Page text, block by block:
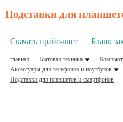
Подставки для
Скачать прайс-лист Бланк
главная Бытовая техника
Аксессуары для телефонов и ноутбуков
Подставки для планшетов и смартфонов